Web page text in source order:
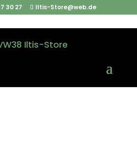
30 27 Iltis-Store@web.de
Iltis Modell: Bombardier